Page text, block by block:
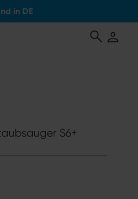
in DE
S6+